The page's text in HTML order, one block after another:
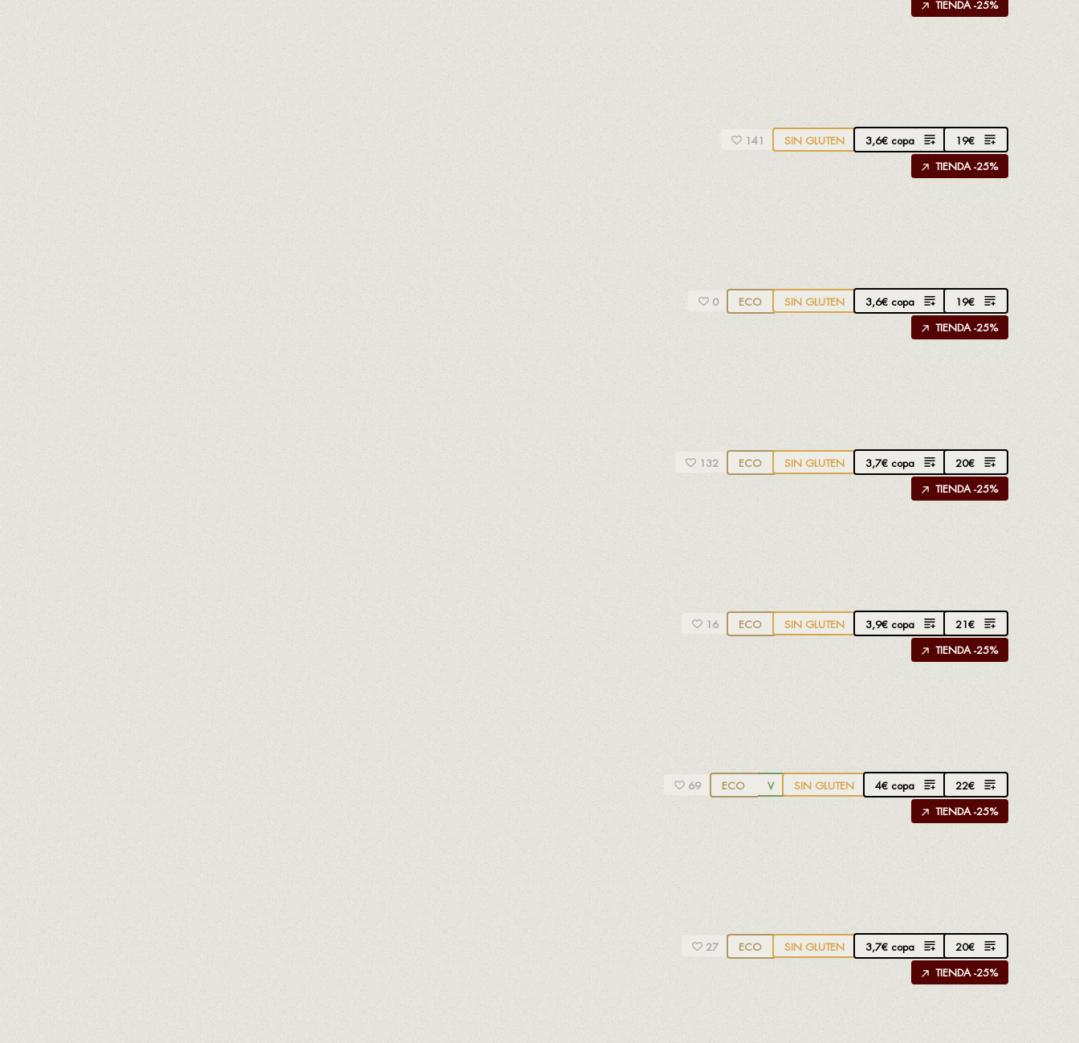
TIENDA -25%
Creado por Sergi Montalà
de Estones Vins
Seco y ligeramente afrutado
TIENDA -25%
19€
3,6€ copa
SIN GLUTEN
141
Creado por Vicenç Ferré
de Mas Vicenç
Afrutado aromático, pétalos de rosa y pomelo
TIENDA -25%
19€
3,6€ copa
SIN GLUTEN
ECO
0
Creado por
de Vinícola de Nulles
TIENDA -25%
20€
3,7€ copa
SIN GLUTEN
ECO
132
Creado por Jordi Vidal
de La Conreria
APROPPÒSIT GARNATXA BLANCA D.O. TERRA ALTA
TIENDA -25%
21€
3,9€ copa
SIN GLUTEN
ECO
16
Creado por Salvi Moliner
de Estones Vins
APROPPÒSIT XAREL·LO D.O. PENEDÈS
TIENDA -25%
22€
4€ copa
SIN GLUTEN
V
ECO
69
Creado por Joaquín Gay
de Torre del Veguer
APROPPÒSIT VIOGNIER D.O. TERRA ALTA
TIENDA -25%
20€
3,7€ copa
SIN GLUTEN
ECO
27
Creado por Oriol Lliberia
de Edetària